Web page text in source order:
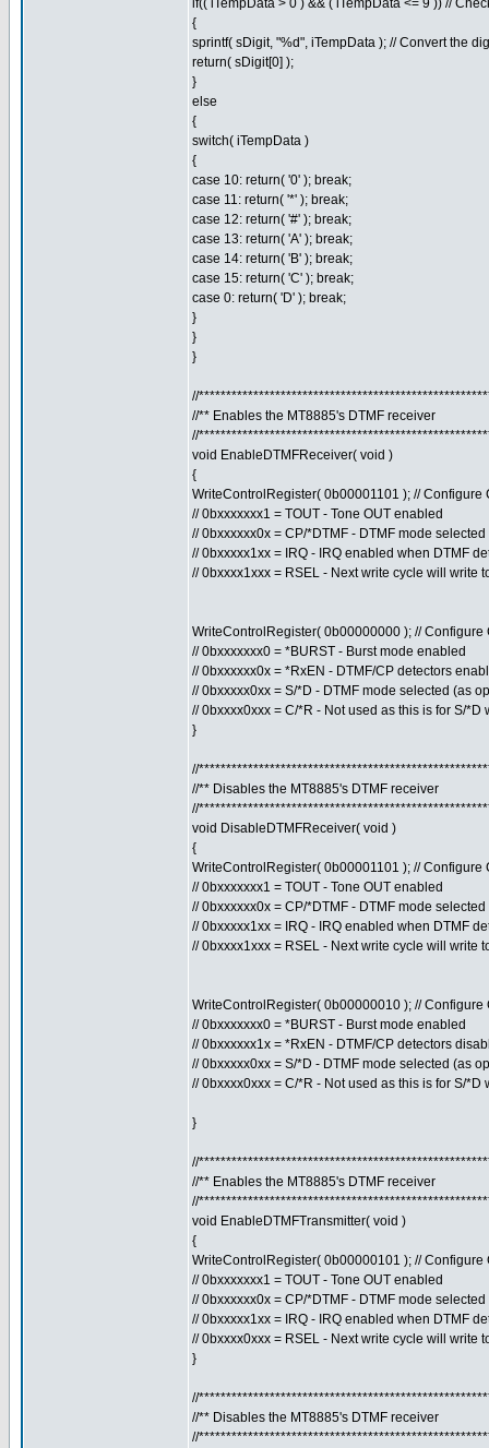
if(( iTempData > 0 ) && ( iTempData <= 9 )) //
{
sprintf( sDigit, "%d", iTempData ); // Convert the
return( sDigit[0] );
}
else
{
switch( iTempData )
{
case 10: return( '0' ); break;
case 11: return( '*' ); break;
case 12: return( '#' ); break;
case 13: return( 'A' ); break;
case 14: return( 'B' ); break;
case 15: return( 'C' ); break;
case 0: return( 'D' ); break;
}
}
}
//
//** Enables the MT8885's DTMF receiver
//
void EnableDTMFReceiver( void )
{
WriteControlRegister( 0b00001101 ); // Configure
// 0bxxxxxxx1 = TOUT - Tone OUT enabled
// 0bxxxxxx0x = CP/*DTMF - DTMF mode selected
// 0bxxxxx1xx = IRQ - IRQ enabled when DTMF
// 0bxxxx1xxx = RSEL - Next write cycle will write
WriteControlRegister( 0b00000000 ); // Configure
// 0bxxxxxxx0 = *BURST - Burst mode enabled
// 0bxxxxxx0x = *RxEN - DTMF/CP detectors
// 0bxxxxx0xx = S/*D - DTMF mode selected (as
// 0bxxxx0xxx = C/*R - Not used as this is for S/
}
//
//** Disables the MT8885's DTMF receiver
//
void DisableDTMFReceiver( void )
{
WriteControlRegister( 0b00001101 ); // Configure
// 0bxxxxxxx1 = TOUT - Tone OUT enabled
// 0bxxxxxx0x = CP/*DTMF - DTMF mode selected
// 0bxxxxx1xx = IRQ - IRQ enabled when DTMF
// 0bxxxx1xxx = RSEL - Next write cycle will write
WriteControlRegister( 0b00000010 ); // Configure
// 0bxxxxxxx0 = *BURST - Burst mode enabled
// 0bxxxxxx1x = *RxEN - DTMF/CP detectors
// 0bxxxxx0xx = S/*D - DTMF mode selected (as
// 0bxxxx0xxx = C/*R - Not used as this is for S/
}
//
//** Enables the MT8885's DTMF receiver
//
void EnableDTMFTransmitter( void )
{
WriteControlRegister( 0b00000101 ); // Configure
// 0bxxxxxxx1 = TOUT - Tone OUT enabled
// 0bxxxxxx0x = CP/*DTMF - DTMF mode selected
// 0bxxxxx1xx = IRQ - IRQ enabled when DTMF
// 0bxxxx0xxx = RSEL - Next write cycle will write
}
//
//** Disables the MT8885's DTMF receiver
//